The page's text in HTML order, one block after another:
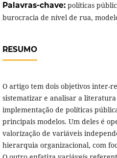
Palavras-chave: políticas
burocracia de nível de rua,
RESUMO
O artigo tem dois objetivos inter-
sistematizar e analisar a
implementação de políticas
principais modelos. Um deles é
valorização de variáveis
hierarquia organizacional, com